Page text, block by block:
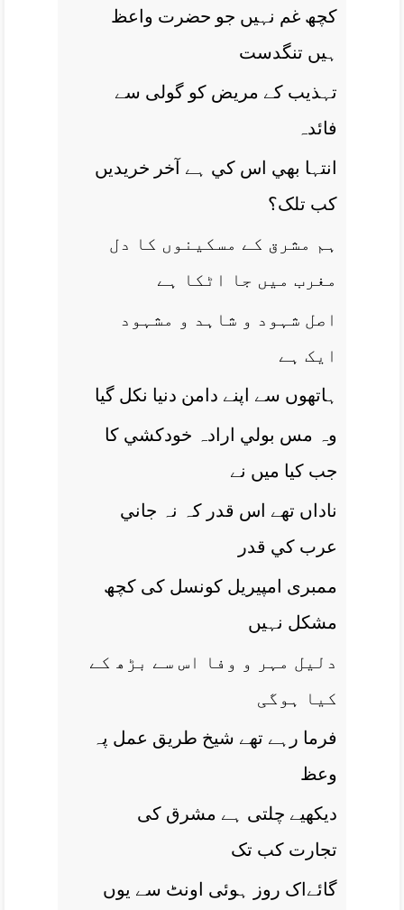
کچھ غم نہيں جو حضرت واعظ
ہيں تنگدست
تہذيب کے مريض کو گولی سے
فائدہ
انتہا بھي اس کي ہے آخر خريديں
کب تلک؟
ہم مشرق کے مسکينوں کا دل
مغرب ميں جا اٹکا ہے
اصل شہود و شاہد و مشہود
ايک ہے
ہاتھوں سے اپنے دامن دنيا نکل گيا
وہ مس بولي ارادہ خودکشي کا
جب کيا ميں نے
ناداں تھے اس قدر کہ نہ جاني
عرب کي قدر
ممبری امپيريل کونسل کی کچھ
مشکل نہيں
دليل مہر و وفا اس سے بڑھ کے
کيا ہوگی
فرما رہے تھے شيخ طريق عمل پہ
وعظ
ديکھیے چلتی ہے مشرق کی
تجارت کب تک
گائےاک روز ہوئی اونٹ سے يوں